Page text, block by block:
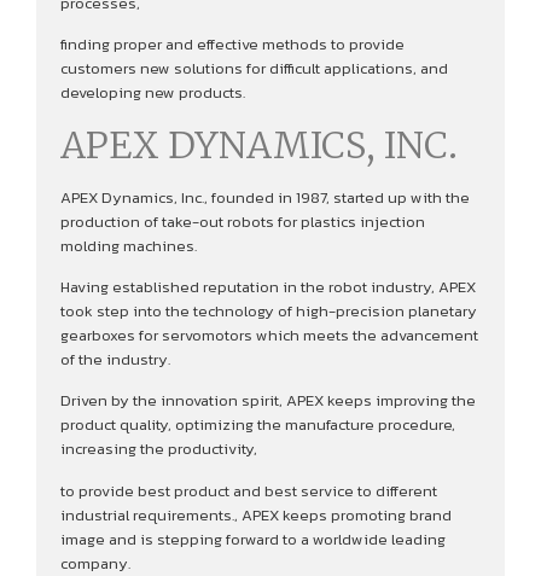
finding proper and effective methods to provide
customers new solutions for difficult applications, and
developing new products.
APEX DYNAMICS, INC.
APEX Dynamics, Inc., founded in 1987, started up with the
production of take-out robots for plastics injection
molding machines.
Having established reputation in the robot industry, APEX
took step into the technology of high-precision planetary
gearboxes for servomotors which meets the advancement
of the industry.
Driven by the innovation spirit, APEX keeps improving the
product quality, optimizing the manufacture procedure,
increasing the productivity,
to provide best product and best service to different
industrial requirements., APEX keeps promoting brand
image and is stepping forward to a worldwide leading
company.